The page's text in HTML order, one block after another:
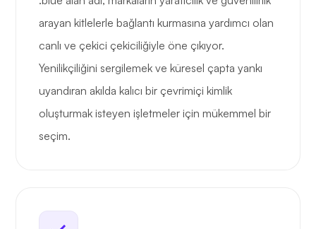
arayan kitlelerle bağlantı kurmasına yardımcı olan
canlı ve çekici çekiciliğiyle öne çıkıyor.
Yenilikçiliğini sergilemek ve küresel çapta yankı
uyandıran akılda kalıcı bir çevrimiçi kimlik
oluşturmak isteyen işletmeler için mükemmel bir
seçim.